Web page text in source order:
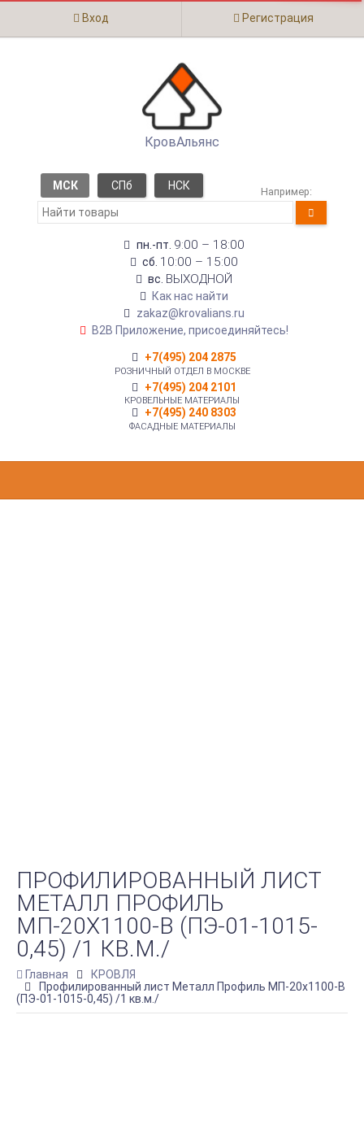
Вход Регистрация
КровАльянс
МСК СПб НСК Например:
пн.-пт. 9:00 – 18:00
сб. 10:00 – 15:00
вс. ВЫХОДНОЙ
Как нас найти
zakaz@krovalians.ru
B2B Приложение, присоединяйтесь!
+7(495) 204 2875
РОЗНИЧНЫЙ ОТДЕЛ В МОСКВЕ
+7(495) 204 2101
КРОВЕЛЬНЫЕ МАТЕРИАЛЫ
+7(495) 240 8303
ФАСАДНЫЕ МАТЕРИАЛЫ
ПРОФИЛИРОВАННЫЙ ЛИСТ
МЕТАЛЛ ПРОФИЛЬ
МП-20Х1100-B (ПЭ-01-1015-
0,45) /1 КВ.М./
Главная
КРОВЛЯ
Профилированный лист Металл Профиль МП-20х1100-B
(ПЭ-01-1015-0,45) /1 кв.м./